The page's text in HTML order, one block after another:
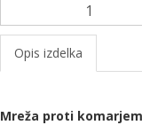
Opis izdelka
Mreža proti